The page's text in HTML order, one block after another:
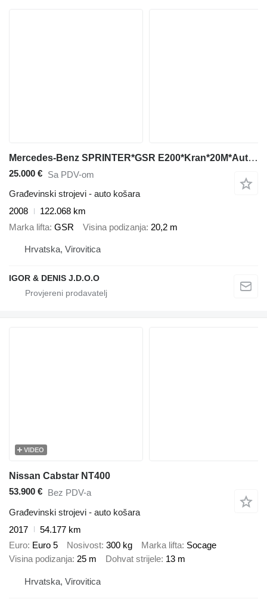
Mercedes-Benz SPRINTER*GSR E200*Kran*20M*Auto Košara*
25.000 € Sa PDV-om
Građevinski strojevi - auto košara
2008
122.068 km
Marka lifta GSR Visina podizanja 20,2 m
Hrvatska, Virovitica
IGOR & DENIS J.D.O.O
VIDEO
Nissan Cabstar NT400
53.900 € Bez PDV-a
Građevinski strojevi - auto košara
2017
54.177 km
Euro Euro 5 Nosivost 300 kg Marka lifta Socage
Visina podizanja 25 m Dohvat strijele 13 m
Hrvatska, Virovitica